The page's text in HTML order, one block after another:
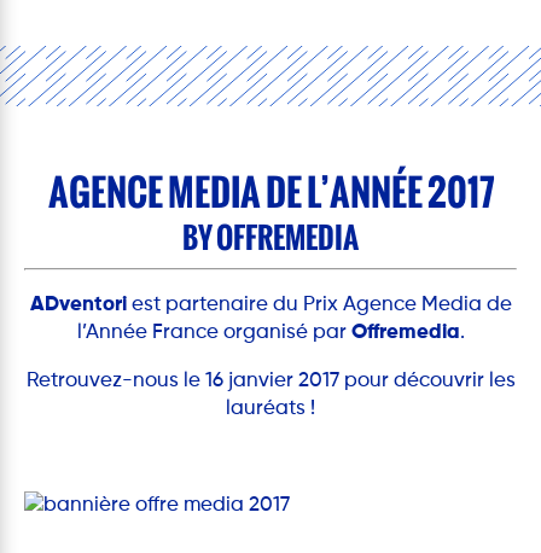
AGENCE MEDIA DE L’ANNÉE 2017
BY OFFREMEDIA
ADventoriest partenaire du Prix Agence Media de
l’Année France organisé par Offremedia.
Retrouvez-nous le 16 janvier 2017 pour découvrir les
lauréats !